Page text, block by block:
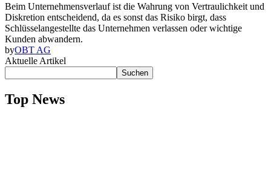
Beim Unternehmensverlauf ist die Wahrung von Vertraulichkeit und
Diskretion entscheidend, da es sonst das Risiko birgt, dass
Schlüsselangestellte das Unternehmen verlassen oder wichtige
Kunden abwandern.
byOBT AG
Aktuelle Artikel
Suchen
Top News